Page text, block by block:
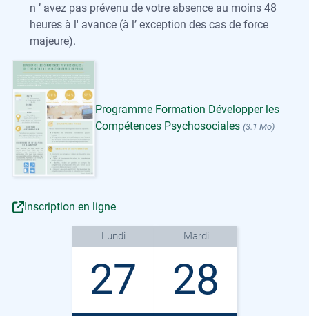
n ’ avez pas prévenu de votre absence au moins 48
heures à l' avance (à l’ exception des cas de force
majeure).
Programme Formation Développer les
Compétences Psychosociales (3.1 Mo)
Inscription en ligne
Lundi
27
Mardi
28